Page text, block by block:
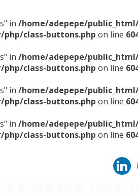
in /home/adepepe/
class-buttons.php on line
in /home/adepepe/
class-buttons.php on line
in /home/adepepe/
class-buttons.php on line
in /home/adepepe/
class-buttons.php on line